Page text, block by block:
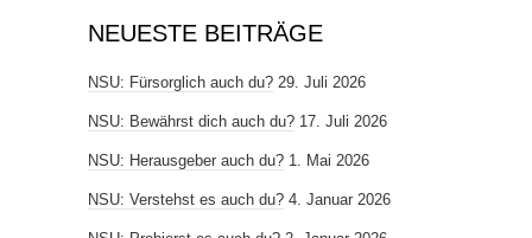
NEUESTE BEITRÄGE
NSU: Fürsorglich auch du? 29. Juli 2026
NSU: Bewährst dich auch du? 17. Juli 2026
NSU: Herausgeber auch du? 1. Mai 2026
NSU: Verstehst es auch du? 4. Januar 2026